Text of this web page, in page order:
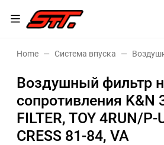
Home Система впуска
Воздушный фильтр
сопротивления K&N
FILTER, TOY 4RUN/P-
CRESS 81-84, VA